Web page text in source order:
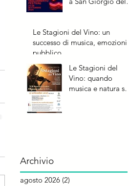
speciali
Le Stagioni del Vino: un
successo di musica, emozioni e
pubblico
Le Stagioni del
Vino: quando
musica e natura si
Archivio
agosto 2026 (2)